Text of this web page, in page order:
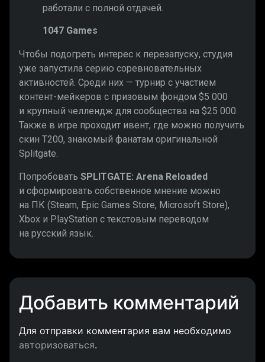
работали с полной отдачей.
1047 Games
Чтобы подогреть интерес к перезапуску, студия
уже запустила серию соревновательных
активностей. Среди них — турнир с участием
контент-мейкеров с призовым фондом $5 000
и крупный челлендж для сообщества на $25 000.
Также в игре проходит ивент, где можно получить
скин T200, знакомый фанатам оригинальной
Splitgate.
Попробовать SPLITGATE: Arena Reloaded
и сформировать собственное мнение можно
на ПК (Steam, Epic Games Store, Microsoft Store),
Xbox и PlayStation с текстовым переводом
на русский язык.
Добавить комментарий
Для отправки комментария вам необходимо
авторизоваться.